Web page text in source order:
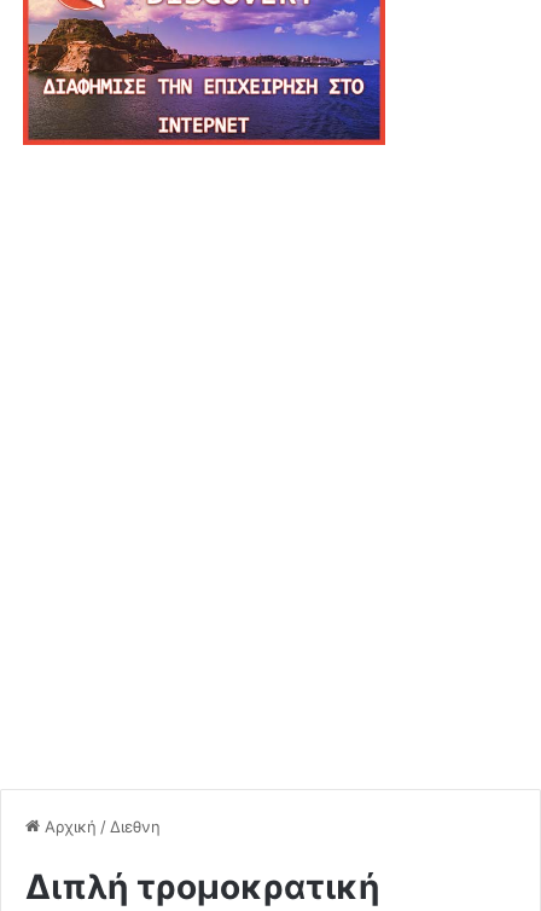
Αρχική / Διεθνη
Διπλή τρομοκρατική